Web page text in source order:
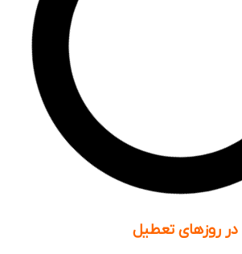
روزهای تعطیل